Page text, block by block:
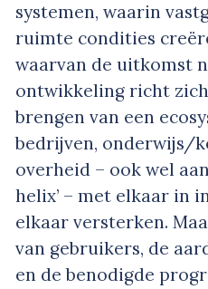
systemen, waarin
ruimte condities
waarvan de uitkomst
ontwikkeling richt
brengen van een
bedrijven, onderwijs/
overheid – ook wel
helix’ – met elkaar in
elkaar versterken.
van gebruikers, de
en de benodigde